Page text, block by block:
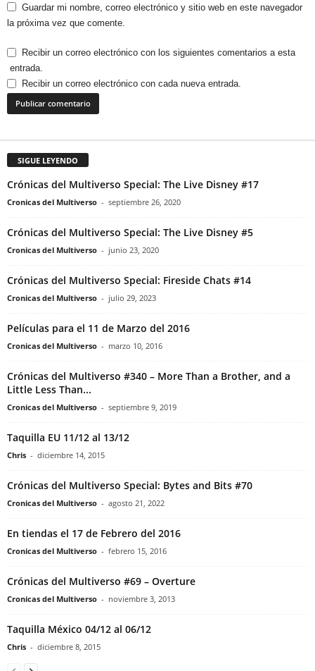
Guardar mi nombre, correo electrónico y sitio web en este navegador
la próxima vez que comente.
Recibir un correo electrónico con los siguientes comentarios a esta
entrada.
Recibir un correo electrónico con cada nueva entrada.
SIGUE LEYENDO
Crónicas del Multiverso Special: The Live Disney #17
Cronicas del Multiverso - septiembre 26, 2020
Crónicas del Multiverso Special: The Live Disney #5
Cronicas del Multiverso - junio 23, 2020
Crónicas del Multiverso Special: Fireside Chats #14
Cronicas del Multiverso - julio 29, 2023
Películas para el 11 de Marzo del 2016
Cronicas del Multiverso - marzo 10, 2016
Crónicas del Multiverso #340 – More Than a Brother, and a
Little Less Than...
Cronicas del Multiverso - septiembre 9, 2019
Taquilla EU 11/12 al 13/12
Chris - diciembre 14, 2015
Crónicas del Multiverso Special: Bytes and Bits #70
Cronicas del Multiverso - agosto 21, 2022
En tiendas el 17 de Febrero del 2016
Cronicas del Multiverso - febrero 15, 2016
Crónicas del Multiverso #69 – Overture
Cronicas del Multiverso - noviembre 3, 2013
Taquilla México 04/12 al 06/12
Chris - diciembre 8, 2015